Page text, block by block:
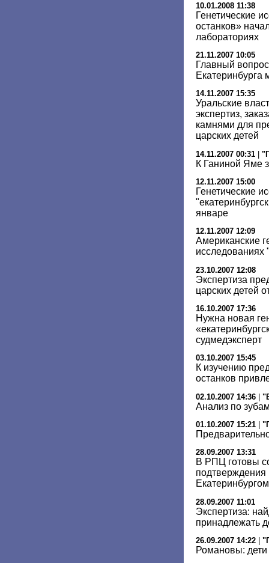
10.01.2008 11:38
Генетические
останков»
лабораториях
21.11.2007 10:05
Главный
14.11.2007 15:35
Уральские
экспертиз,
камнями для
царских детей
14.11.2007 00:31 |
К Ганиной Яме
12.11.2007 15:00
Генетические
январе
12.11.2007 12:09
Американские
исследованиях
23.10.2007 12:08
Экспертиза
царских детей
16.10.2007 17:36
Нужна новая
судмедэксперт
03.10.2007 15:45
К изучению
останков
02.10.2007 14:36 |
Анализ по
01.10.2007 15:21
28.09.2007 13:31
В РПЦ готовы
28.09.2007 11:01
Экспертиза:
принадлежать
26.09.2007 14:22
Романовы: